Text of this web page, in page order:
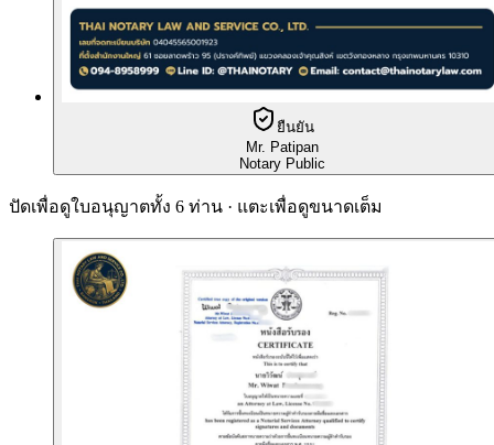
ยืนยัน
Mr. Patipan
Notary Public
ปัดเพื่อดูใบอนุญาตทั้ง 6 ท่าน · แตะเพื่อดูขนาดเต็ม